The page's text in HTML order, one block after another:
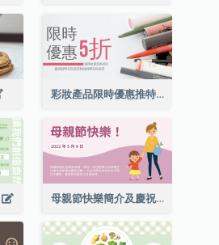
彩妝產品限時優惠推特帖子
母親節快樂簡介及慶祝推特帖子